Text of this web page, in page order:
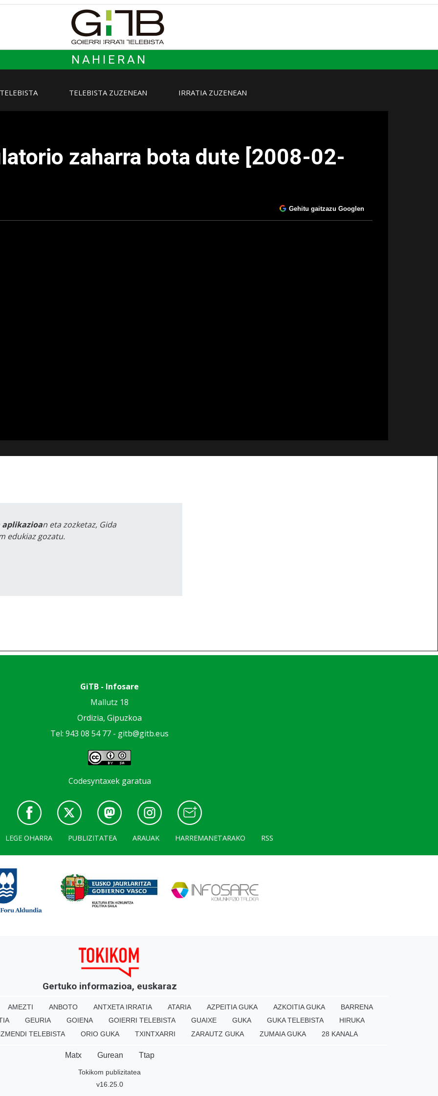
NAHIERAN
TELEBISTA ZUZENEAN IRRATIA ZUZENEAN
zaharra bota dute [2008-02-
Gehitu gaitzazu Googlen
aplikazioan eta zozketaz, Gida
edukiaz gozatu.
GiTB - Infosare
Mallutz 18
Ordizia, Gipuzkoa
Tel: 943 08 54 77 - gitb@gitb.eus
Codesyntaxek garatua
LEGE OHARRA PUBLIZITATEA ARAUAK HARREMANETARAKO RSS
Gertuko informazioa, euskaraz
AMEZTI ANBOTO ANTXETA IRRATIA ATARIA AZPEITIA GUKA AZKOITIA GUKA
BARRENA
GEURIA GOIENA GOIERRI TELEBISTA GUAIXE GUKA GUKA TELEBISTA
HIRUKA
TELEBISTA ORIO GUKA TXINTXARRI ZARAUTZ GUKA ZUMAIA GUKA 28 KANALA
Matx Gurean Ttap
Tokikom publizitatea
v16.25.0